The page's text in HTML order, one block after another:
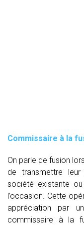
Commissaire à la
On parle de fusion
de transmettre
société existante
l’occasion. Cette
appréciation par
commissaire à la